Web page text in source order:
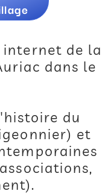
internet de la
dans le
du
et